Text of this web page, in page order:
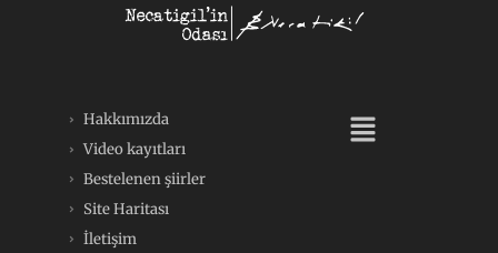
Hakkımızda
Video kayıtları
Bestelenen şiirler
Site Haritası
İletişim
Menü